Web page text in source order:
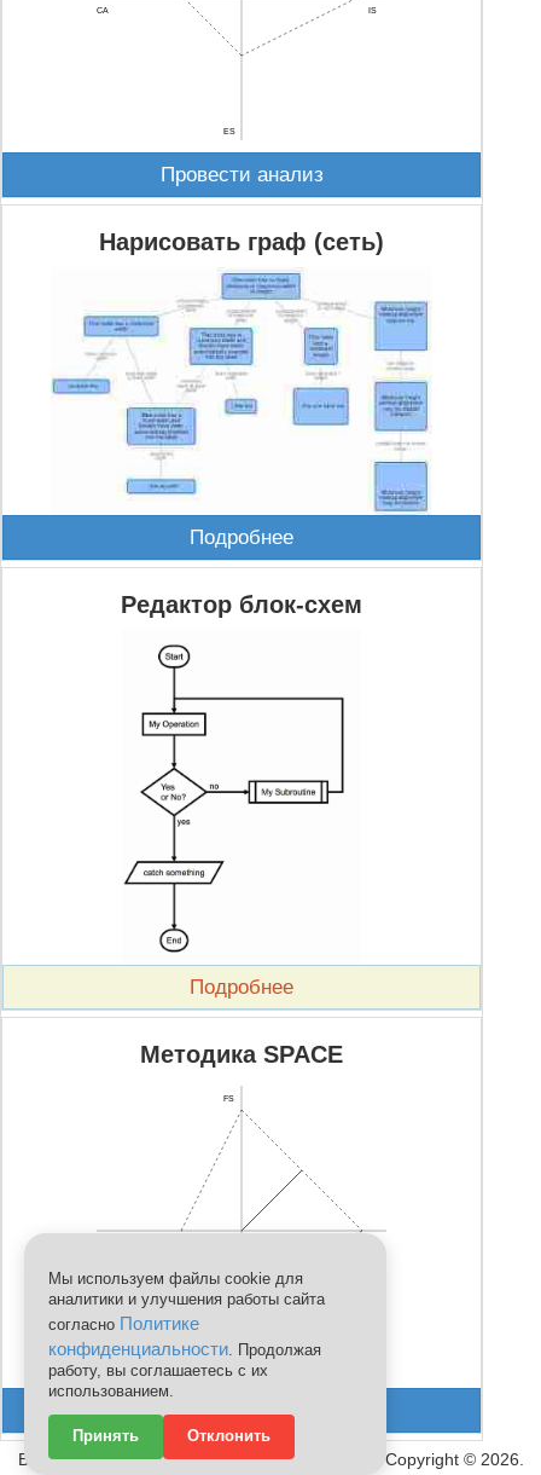
CA
ES
IS
Провести анализ
Нарисовать граф (сеть)
Подробнее
Редактор блок-схем
Подробнее
Методика SPACE
FS
ES
Провести анализ
Все права защищены и охраняются законом. Copyright © 2026.
Мы используем файлы cookie для
аналитики и улучшения работы сайта
согласно Политике
конфиденциальности. Продолжая
работу, вы соглашаетесь с их
использованием.
Принять Отклонить